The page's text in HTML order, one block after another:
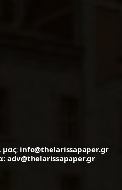
μας: info@thelarissapaper.gr
adv@thelarissapaper.gr